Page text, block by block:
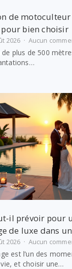
de
bien choisir
2026 Aucun
plus de 500
il prévoir pour
de luxe dans
2026 Aucun
est l’un des
et choisir une…